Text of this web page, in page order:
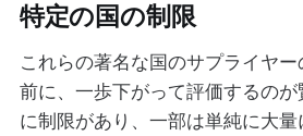
特定の国の制限
これらの著名な国のサプライヤ
前に、一歩下がって評価するの
に制限があり、一部は単純に大